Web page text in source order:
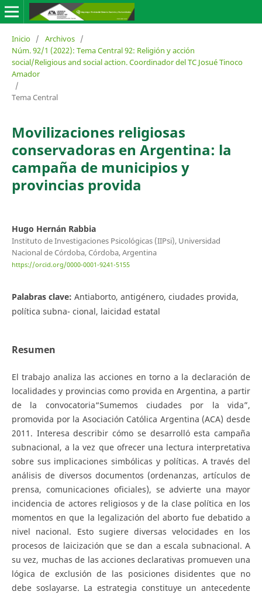
Inicio / Archivos /
Núm. 92/1 (2022): Tema Central 92: Religión y acción
social/Religious and social action. Coordinador del TC Josué Tinoco
Amador
/
Tema Central
Movilizaciones religiosas
conservadoras en Argentina: la
campaña de municipios y
provincias provida
Hugo Hernán Rabbia
Instituto de Investigaciones Psicológicas (IIPsi), Universidad
Nacional de Córdoba, Córdoba, Argentina
https://orcid.org/0000-0001-9241-5155
Palabras clave: Antiaborto, antigénero, ciudades provida,
política subna- cional, laicidad estatal
Resumen
El trabajo analiza las acciones en torno a la declaración de
localidades y provincias como provida en Argentina, a partir
de la convocatoria“Sumemos ciudades por la vida”,
promovida por la Asociación Católica Argentina (ACA) desde
2011. Interesa describir cómo se desarrolló esta campaña
subnacional, a la vez que ofrecer una lectura interpretativa
sobre sus implicaciones simbólicas y políticas. A través del
análisis de diversos documentos (ordenanzas, artículos de
prensa, comunicaciones oficiales), se advierte una mayor
incidencia de actores religiosos y de la clase política en los
momentos en que la legalización del aborto fue debatido a
nivel nacional. Esto sugiere diversas velocidades en los
procesos de laicización que se dan a escala subnacional. A
su vez, muchas de las acciones declarativas promueven una
lógica de exclusión de las posiciones disidentes que no
debe soslayarse. La estrategia constituye un antecedente